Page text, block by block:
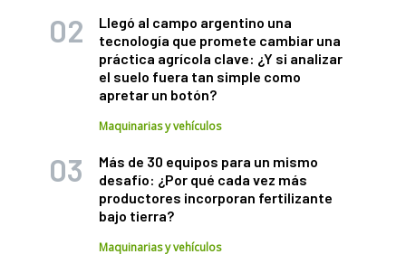
Llegó al campo argentino una
tecnología que promete cambiar una
práctica agrícola clave: ¿Y si analizar
el suelo fuera tan simple como
apretar un botón?
Maquinarias y vehículos
Más de 30 equipos para un mismo
desafío: ¿Por qué cada vez más
productores incorporan fertilizante
bajo tierra?
Maquinarias y vehículos